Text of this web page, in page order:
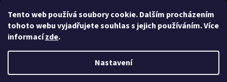
Tento web používá soubory cookie. Dalším procházením
tohoto webu vyjadřujete souhlas s jejich používáním. Více
informacízde.
Nastavení
objednávejte přes
livingeconic.cz
a koncoví
zákazníci přeseconea.cz-
Děkujeme Vám za Vaši přízeň.
Váš PURO shop tým. Více
Vytvořil Shoptet